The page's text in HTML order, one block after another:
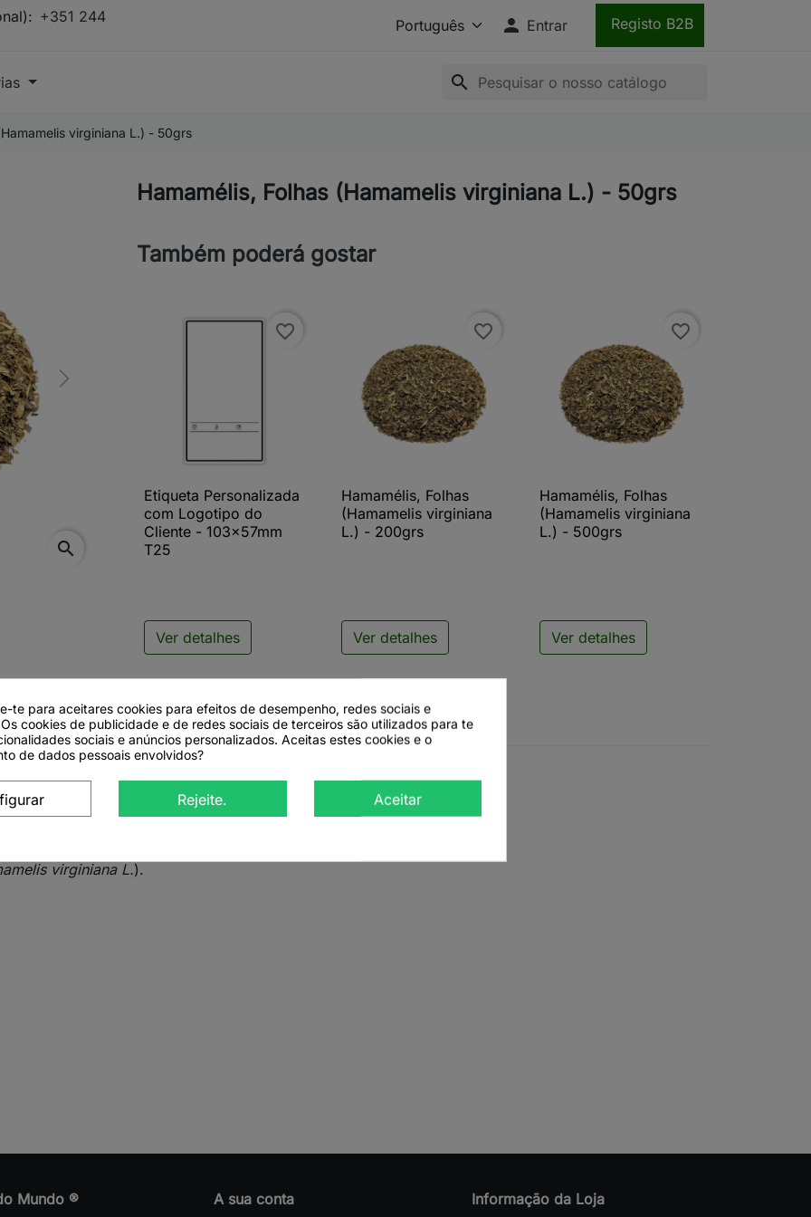
+351 244
 Entrar Registo B2B
search
virginiana L.) - 50grs
Next
search
Hamamélis, Folhas (Hamamelis virginiana L.) - 50grs
Também poderá gostar
favorite_border
 Vista rápida
Etiqueta Personalizada
com Logotipo do
Cliente - 103x57mm
T25
Ver detalhes
favorite_border
 Vista rápida
Hamamélis, Folhas
(Hamamelis virginiana
L.) - 200grs
Ver detalhes
favorite_border
 Vista rápida
Hamamélis, Folhas
(Hamamelis virginiana
L.) - 500grs
Ver detalhes
virginiana L.)
virginiana L.).
Mundo ® A sua conta Informação da Loja
te para aceitares cookies para efeitos de desempenho, redes sociais e
cookies de publicidade e de redes sociais de terceiros são utilizados para te
sociais e anúncios personalizados. Aceitas estes cookies e o
de dados pessoais envolvidos?
Rejeite. Aceitar